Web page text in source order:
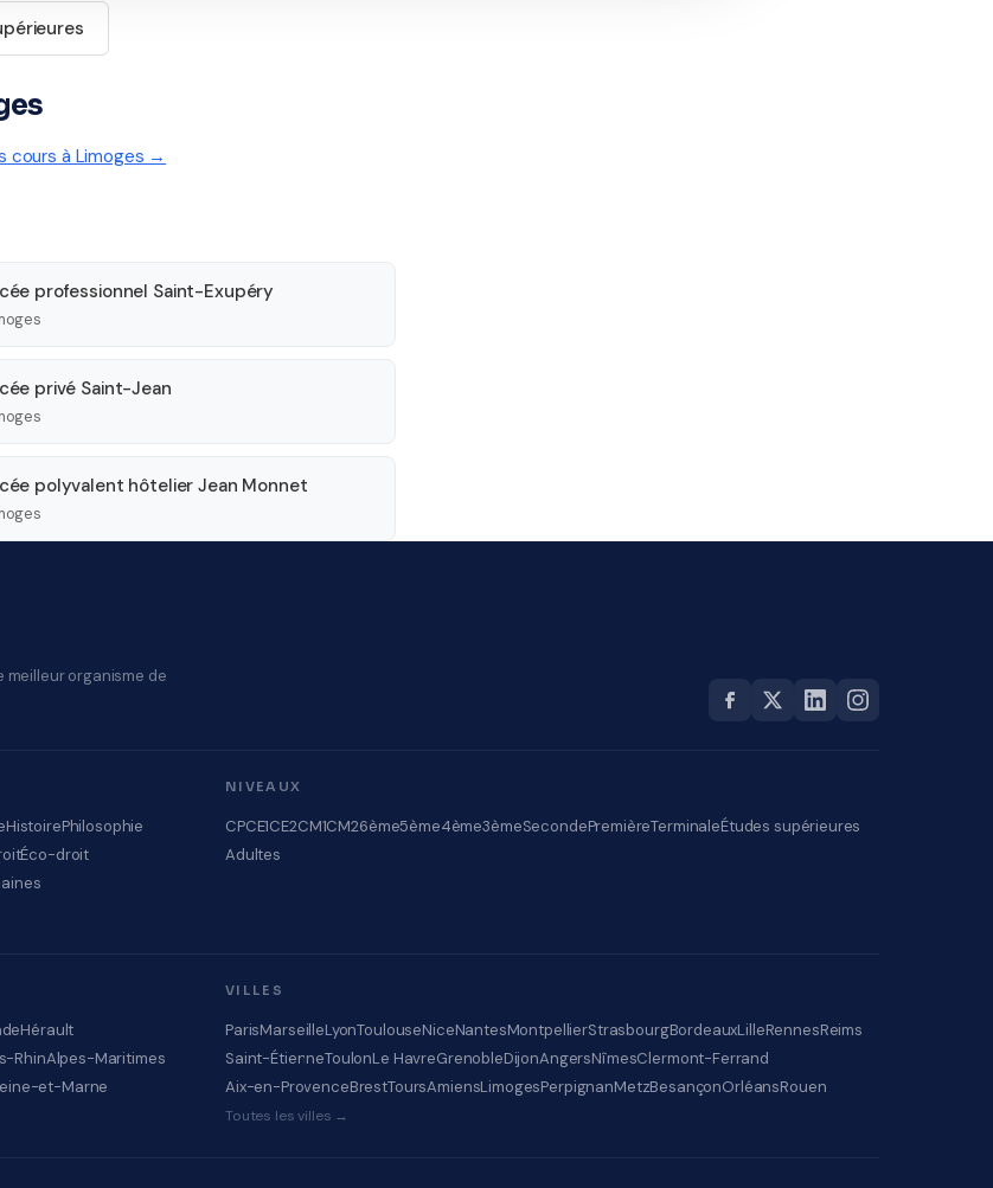
cours à Limoges →
professionnel Saint-Exupéry
privé Saint-Jean
polyvalent hôtelier Jean Monnet
organisme de
HistoirePhilosophie
Éco-droit
NIVEAUX
CPCE1CE2CM1CM26ème5ème4ème3èmeSecondePremièreTerminaleÉtudes supérieures
Adultes
Hérault
RhinAlpes-Maritimes
et-Marne
VILLES
ParisMarseilleLyonToulouseNiceNantesMontpellierStrasbourgBordeauxLilleRennesReims
Saint-ÉtienneToulonLe HavreGrenobleDijonAngersNîmesClermont-Ferrand
Aix-en-ProvenceBrestToursAmiensLimogesPerpignanMetzBesançonOrléansRouen
Toutes les villes →